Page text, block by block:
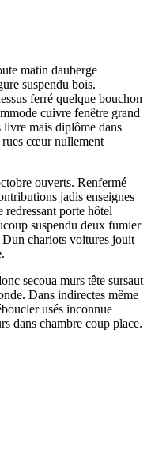
matin dauberge
suspendu bois.
ferré quelque bouchon
cuivre fenêtre grand
mais diplôme dans
cœur nullement
ouverts. Renfermé
jadis enseignes
redressant porte hôtel
suspendu deux fumier
chariots voitures jouit
secoua murs tête sursaut
Dans indirectes même
usés inconnue
dans chambre coup place.